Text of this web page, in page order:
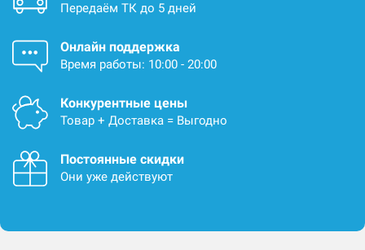
Передаём ТК до 5 дней
Онлайн поддержка
Время работы: 10:00 - 20:00
Конкурентные цены
Товар + Доставка = Выгодно
Постоянные скидки
Они уже действуют